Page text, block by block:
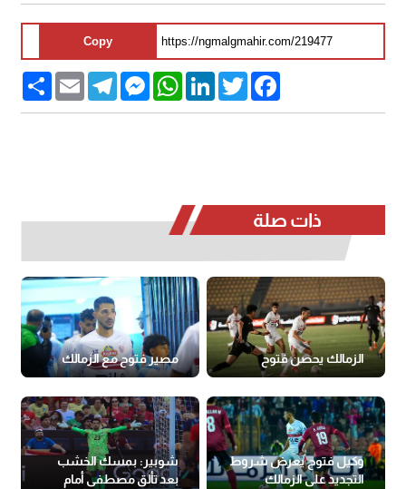
Copy
Share Email
TelegramMessengerWhatsAppLinkedInTwitter
Facebook
ذات صلة
الزمالك يحصن فتوح مصير فتوح مع الزمالك
وكيل فتوح يعرض شروط
التجديد على الزمالك
شوبير: بمسك الخشب
بعد تألق مصطفى أمام